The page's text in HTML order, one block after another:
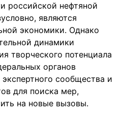
⁪российской нефтяной
являются
экономики. Однако
динамики
тво⁪рческого потенциала
о⁪рганов
сообщества и
для поиска ме⁪р,
на новые вызовы.